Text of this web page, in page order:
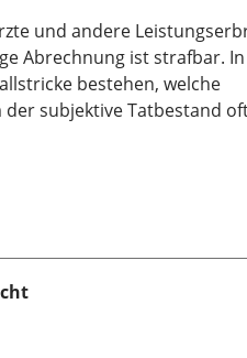
und andere
Abrechnung ist strafbar. In
bestehen, welche
subjektive Tatbestand